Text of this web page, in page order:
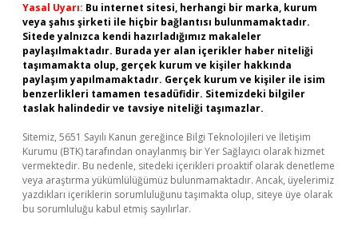
Yasal Uyarı: Bu internet sitesi, herhangi bir marka, kurum
veya şahıs şirketi ile hiçbir bağlantısı bulunmamaktadır.
Sitede yalnızca kendi hazırladığımız makaleler
paylaşılmaktadır. Burada yer alan içerikler haber niteliği
taşımamakta olup, gerçek kurum ve kişiler hakkında
paylaşım yapılmamaktadır. Gerçek kurum ve kişiler ile isim
benzerlikleri tamamen tesadüfidir. Sitemizdeki bilgiler
taslak halindedir ve tavsiye niteliği taşımazlar.
Sitemiz, 5651 Sayılı Kanun gereğince Bilgi Teknolojileri ve İletişim
Kurumu (BTK) tarafından onaylanmış bir Yer Sağlayıcı olarak hizmet
vermektedir. Bu nedenle, sitedeki içerikleri proaktif olarak denetleme
veya araştırma yükümlülüğümüz bulunmamaktadır. Ancak, üyelerimiz
yazdıkları içeriklerin sorumluluğunu taşımakta olup, siteye üye olarak
bu sorumluluğu kabul etmiş sayılırlar.